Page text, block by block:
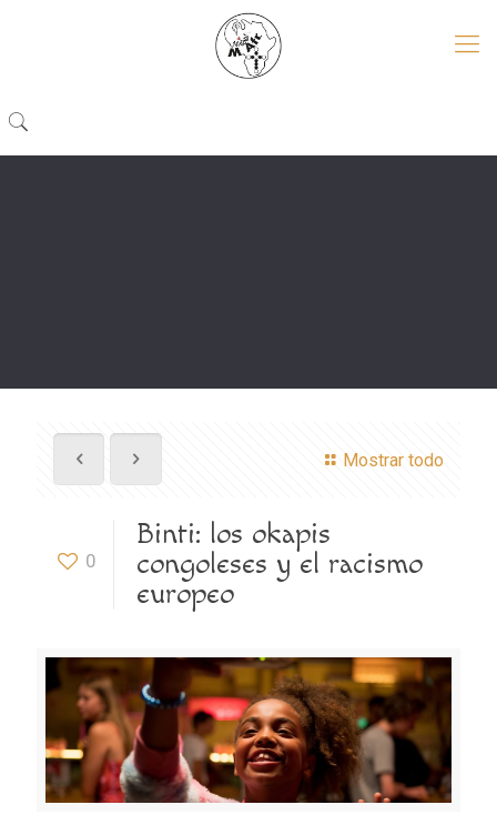
Mostrar todo
0
Binti: los okapis
congoleses y el racismo
europeo